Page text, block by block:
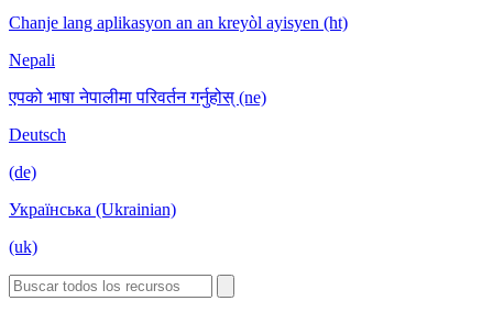
Chanje lang aplikasyon an an kreyòl ayisyen (ht)
Nepali
एपको भाषा नेपालीमा परिवर्तन गर्नुहोस् (ne)
Deutsch
(de)
Українська (Ukrainian)
(uk)